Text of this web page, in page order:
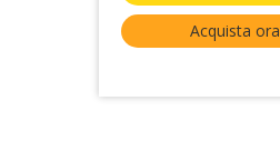
Acquista ora